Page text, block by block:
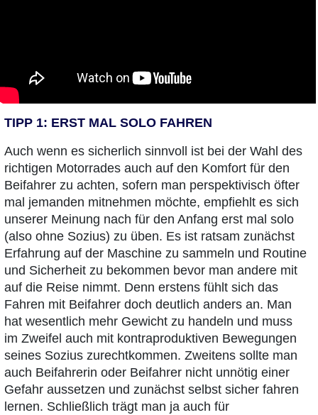
TIPP 1: ERST MAL SOLO FAHREN
Auch wenn es sicherlich sinnvoll ist bei der Wahl des
richtigen Motorrades auch auf den Komfort für den
Beifahrer zu achten, sofern man perspektivisch öfter
mal jemanden mitnehmen möchte, empfiehlt es sich
unserer Meinung nach für den Anfang erst mal solo
(also ohne Sozius) zu üben. Es ist ratsam zunächst
Erfahrung auf der Maschine zu sammeln und Routine
und Sicherheit zu bekommen bevor man andere mit
auf die Reise nimmt. Denn erstens fühlt sich das
Fahren mit Beifahrer doch deutlich anders an. Man
hat wesentlich mehr Gewicht zu handeln und muss
im Zweifel auch mit kontraproduktiven Bewegungen
seines Sozius zurechtkommen. Zweitens sollte man
auch Beifahrerin oder Beifahrer nicht unnötig einer
Gefahr aussetzen und zunächst selbst sicher fahren
lernen. Schließlich trägt man ja auch für